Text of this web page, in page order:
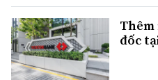
Thêm
đốc